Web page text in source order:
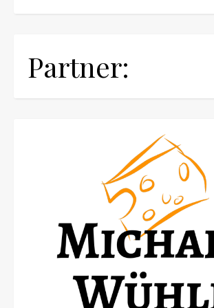
Partner: